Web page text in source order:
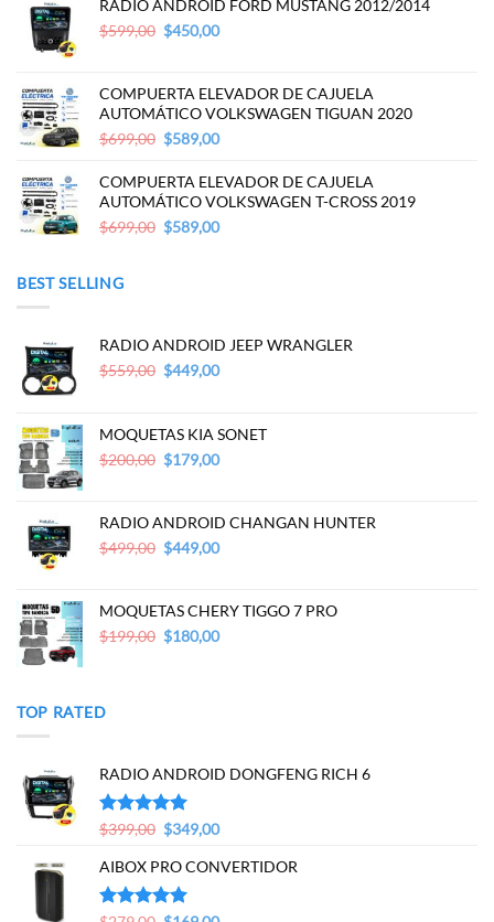
RADIO ANDROID FORD MUSTANG 2012/2014
$599,00 Original
$599,00.
$450,00Current
$450,00.
COMPUERTA ELEVADOR DE CAJUELA
AUTOMÁTICO VOLKSWAGEN TIGUAN 2020
$699,00 Original
was:
$699,00.
$589,00Current
is:
$589,00.
COMPUERTA ELEVADOR DE CAJUELA
AUTOMÁTICO VOLKSWAGEN T-CROSS 2019
$699,00 Original
$589,00Current
BEST SELLING
RADIO ANDROID JEEP WRANGLER
$559,00 Original
$559,00.
$449,00Current
$449,00.
MOQUETAS KIA SONET
$200,00 Original
$200,00.
$179,00Current
$179,00.
RADIO ANDROID CHANGAN HUNTER
$499,00 Original
$499,00.
$449,00Current
$449,00.
MOQUETAS CHERY TIGGO 7 PRO
$199,00 Original
$180,00Current
TOP RATED
RADIO ANDROID DONGFENG RICH 6
Valorado en
$399,00 Original
was:
$399,00.
$349,00Current
is:
AIBOX PRO CONVERTIDOR